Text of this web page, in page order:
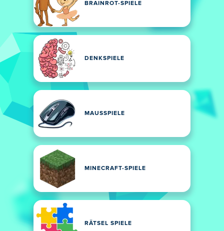
BRAINROT-SPIELE
DENKSPIELE
MAUSSPIELE
MINECRAFT-SPIELE
RÄTSEL SPIELE